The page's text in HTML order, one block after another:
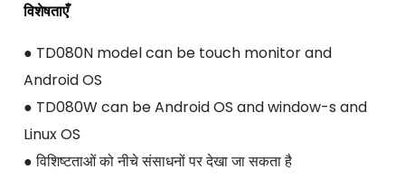
विशेषताएँ
● TD080N model can be touch monitor and
Android OS
● TD080W can be Android OS and window-s and
Linux OS
● विशिष्टताओं को नीचे संसाधनों पर देखा जा सकता है